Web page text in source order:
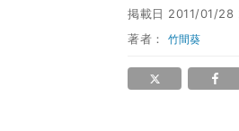
掲載日 2011/01/28
著者：竹間葵